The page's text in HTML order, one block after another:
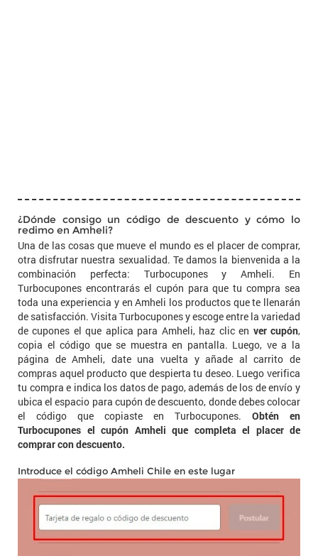
¿Dónde consigo un código de descuento y cómo lo
redimo en Amheli?
Una de las cosas que mueve el mundo es el placer de comprar,
otra disfrutar nuestra sexualidad. Te damos la bienvenida a la
combinación perfecta: Turbocupones y Amheli. En
Turbocupones encontrarás el cupón para que tu compra sea
toda una experiencia y en Amheli los productos que te llenarán
de satisfacción. Visita Turbocupones y escoge entre la variedad
de cupones el que aplica para Amheli, haz clic en ver cupón,
copia el código que se muestra en pantalla. Luego, ve a la
página de Amheli, date una vuelta y añade al carrito de
compras aquel producto que despierta tu deseo. Luego verifica
tu compra e indica los datos de pago, además de los de envío y
ubica el espacio para cupón de descuento, donde debes colocar
el código que copiaste en Turbocupones. Obtén en
Turbocupones el cupón Amheli que completa el placer de
comprar con descuento.
Introduce el código Amheli Chile en este lugar